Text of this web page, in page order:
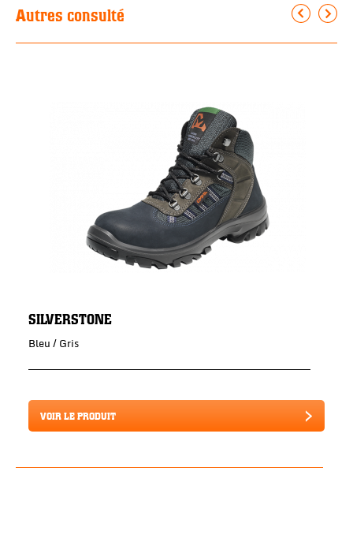
Autres consulté
SILVERSTONE
Bleu / Gris
VOIR LE PRODUIT